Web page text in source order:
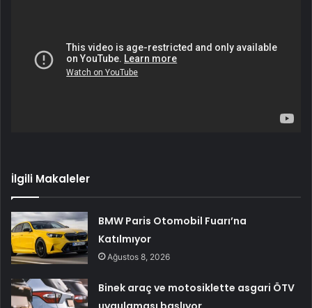
İlgili Makaleler
BMW Paris Otomobil Fuarı’na
Katılmıyor
Ağustos 8, 2026
Binek araç ve motosiklette asgari ÖTV